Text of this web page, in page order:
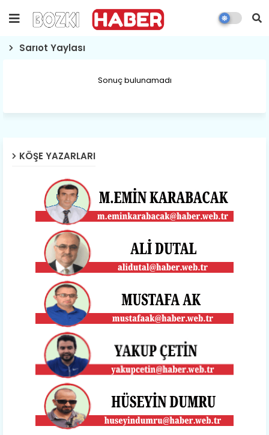
Sarıot Yaylası
Sonuç bulunamadı
KÖŞE YAZARLARI